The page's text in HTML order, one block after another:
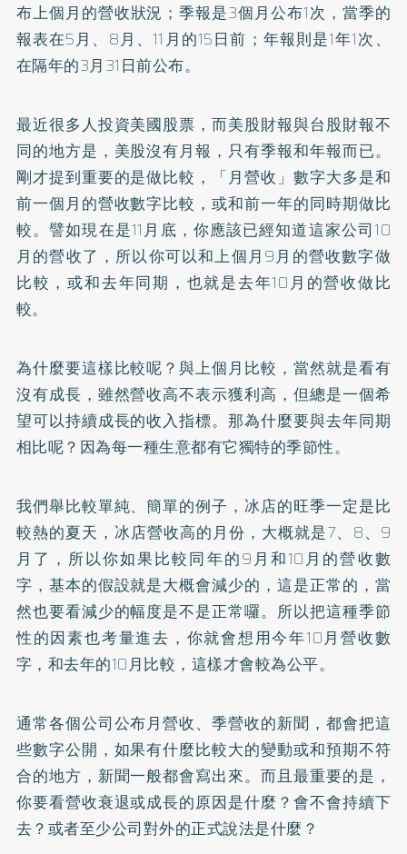
布上個月的營收狀況；季報是3個月公布1次，當季的
報表在5月、8月、11月的15日前；年報則是1年1次、
在隔年的3月31日前公布。
最近很多人投資美國股票，而美股財報與台股財報不
同的地方是，美股沒有月報，只有季報和年報而已。
剛才提到重要的是做比較，「月營收」數字大多是和
前一個月的營收數字比較，或和前一年的同時期做比
較。譬如現在是11月底，你應該已經知道這家公司10
月的營收了，所以你可以和上個月9月的營收數字做
比較，或和去年同期，也就是去年10月的營收做比
較。
為什麼要這樣比較呢？與上個月比較，當然就是看有
沒有成長，雖然營收高不表示獲利高，但總是一個希
望可以持續成長的收入指標。那為什麼要與去年同期
相比呢？因為每一種生意都有它獨特的季節性。
我們舉比較單純、簡單的例子，冰店的旺季一定是比
較熱的夏天，冰店營收高的月份，大概就是7、8、9
月了，所以你如果比較同年的9月和10月的營收數
字，基本的假設就是大概會減少的，這是正常的，當
然也要看減少的幅度是不是正常囉。所以把這種季節
性的因素也考量進去，你就會想用今年10月營收數
字，和去年的10月比較，這樣才會較為公平。
通常各個公司公布月營收、季營收的新聞，都會把這
些數字公開，如果有什麼比較大的變動或和預期不符
合的地方，新聞一般都會寫出來。而且最重要的是，
你要看營收衰退或成長的原因是什麼？會不會持續下
去？或者至少公司對外的正式說法是什麼？